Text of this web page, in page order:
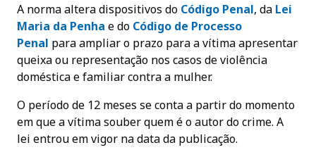
A norma altera dispositivos do Código Penal, da Lei
Maria da Penha e do Código de Processo
Penal para ampliar o prazo para a vítima apresentar
queixa ou representação nos casos de violência
doméstica e familiar contra a mulher.
O período de 12 meses se conta a partir do momento
em que a vítima souber quem é o autor do crime. A
lei entrou em vigor na data da publicação.